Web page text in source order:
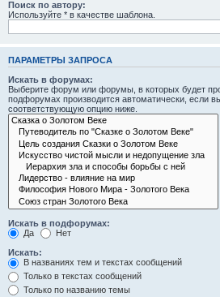
Поиск по автору:
Используйте * в качестве шаблона.
ПАРАМЕТРЫ ЗАПРОСА
Искать в форумах:
Выберите форум или форумы, в которых будет
подфорумах производится автоматически, если
соответствующую опцию ниже.
Искать в подфорумах:
Да
Нет
Искать:
В названиях тем и текстах сообщений
Только в текстах сообщений
Только по названию темы